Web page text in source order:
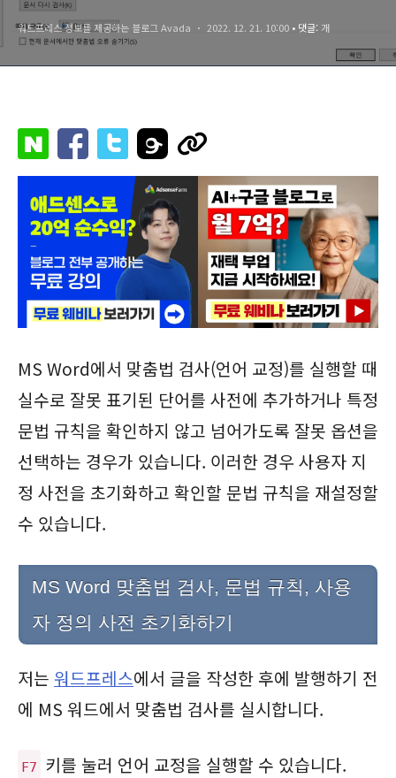
워드프레스 정보를 제공하는 블로그 Avada 2022. 12. 21. 10:00 • 댓글: 개
MS Word에서 맞춤법 검사(언어 교정)를 실행할 때
실수로 잘못 표기된 단어를 사전에 추가하거나 특정
문법 규칙을 확인하지 않고 넘어가도록 잘못 옵션을
선택하는 경우가 있습니다. 이러한 경우 사용자 지
정 사전을 초기화하고 확인할 문법 규칙을 재설정할
수 있습니다.
MS Word 맞춤법 검사, 문법 규칙, 사용
자 정의 사전 초기화하기
저는 워드프레스에서 글을 작성한 후에 발행하기 전
에 MS 워드에서 맞춤법 검사를 실시합니다.
F7 키를 눌러 언어 교정을 실행할 수 있습니다.